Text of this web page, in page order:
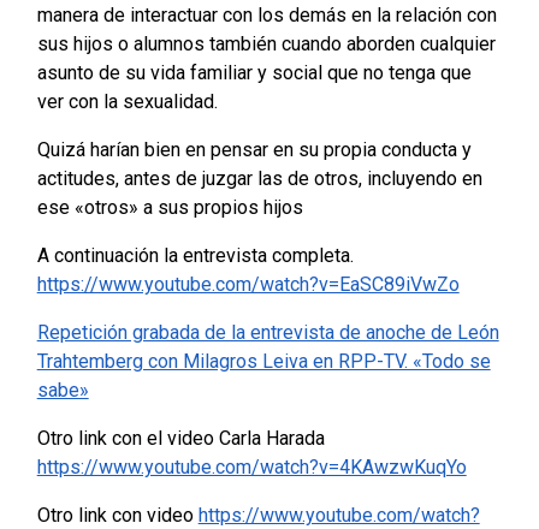
manera de interactuar con los demás en la relación con
sus hijos o alumnos también cuando aborden cualquier
asunto de su vida familiar y social que no tenga que
ver con la sexualidad.
Quizá harían bien en pensar en su propia conducta y
actitudes, antes de juzgar las de otros, incluyendo en
ese «otros» a sus propios hijos
A continuación la entrevista completa.
https://www.youtube.com/watch?v=EaSC89iVwZo
Repetición grabada de la entrevista de anoche de León
Trahtemberg con Milagros Leiva en RPP-TV. «Todo se
sabe»
Otro link con el video Carla Harada
https://www.youtube.com/watch?v=4KAwzwKuqYo
Otro link con video https://www.youtube.com/watch?